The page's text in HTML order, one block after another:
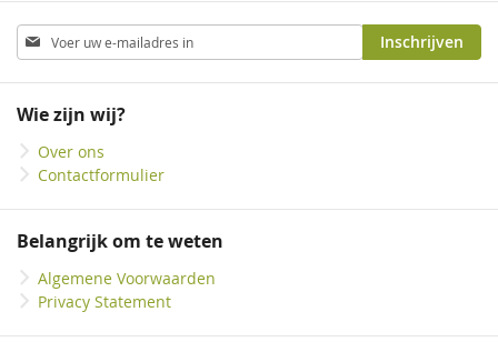
Abonneer
u
op
nieuwsbrief
Inschrijven
Wie zijn wij?
Over ons
Contactformulier
Belangrijk om te weten
Algemene Voorwaarden
Privacy Statement